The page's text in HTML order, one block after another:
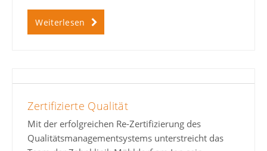
Weiterlesen
Zertifizierte Qualität
Mit der erfolgreichen Re-Zertifizierung des
Qualitätsmanagementsystems unterstreicht das